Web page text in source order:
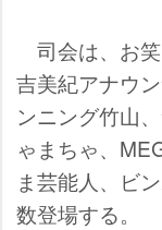
司会は、お
吉美紀アナウ
ンニング竹山
ゃまちゃ、
ま芸能人、ビ
数登場する。